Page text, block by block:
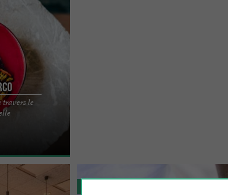
travers le
mythiques de
en espagnol.